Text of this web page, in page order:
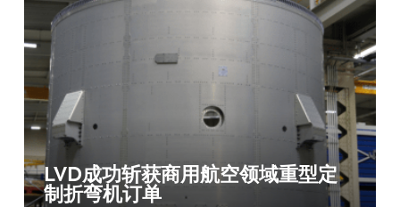
LVD成功斩获商用航空领域重型定
制折弯机订单